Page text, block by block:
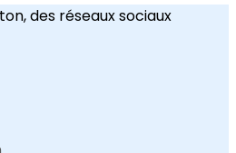
des réseaux sociaux